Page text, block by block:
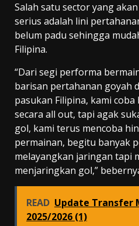
Salah satu sector yang
serius adalah lini
belum padu sehingga
Filipina.
“Dari segi performa
barisan pertahanan goyah
pasukan Filipina, kami
secara all out, tapi agak
gol, kami terus mencoba
permainan, begitu banyak
melayangkan jaringan tapi
menjaringkan gol,”
READ Update Transfer
2025/2026 (1)